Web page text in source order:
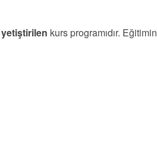
kurs programıdır. Eğitimin